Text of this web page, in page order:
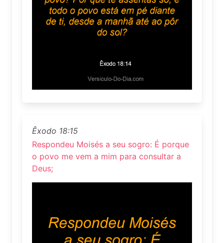
Êxodo 18:15
Respondeu Moisés a seu sogro: É porque
o povo me vem a mim para consultar a
Deus;